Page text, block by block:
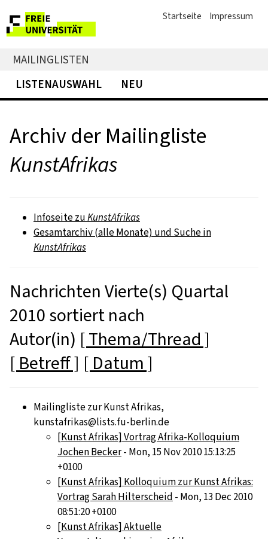
Startseite Impressum
MAILINGLISTEN
LISTENAUSWAHL
NEU
Archiv der Mailingliste
KunstAfrikas
Infoseite zuKunstAfrikas
Gesamtarchiv (alle Monate) und Suche in
KunstAfrikas
Nachrichten Vierte(s) Quartal
2010 sortiert nach
Autor(in) [ Thema/Thread ]
[ Betreff ] [ Datum ]
Mailingliste zur Kunst Afrikas,
kunstafrikas@lists.fu-berlin.de
[Kunst Afrikas] Vortrag Afrika-Kolloquium
Jochen Becker- Mon, 15 Nov 2010 15:13:25
+0100
[Kunst Afrikas] Kolloquium zur Kunst Afrikas:
Vortrag Sarah Hilterscheid - Mon, 13 Dec 2010
08:51:20 +0100
[Kunst Afrikas] Aktuelle